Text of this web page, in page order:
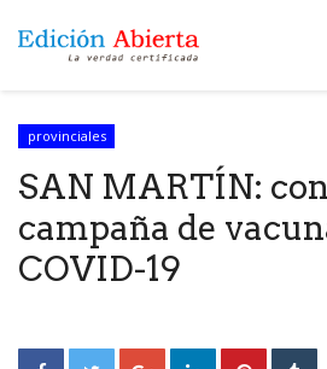
provinciales
SAN MARTÍN:
campaña de
COVID-19